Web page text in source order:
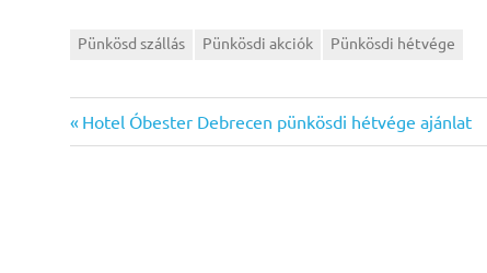
Pünkösd szállás Pünkösdi akciók Pünkösdi hétvége
Bejegyzés
Previous
Post:
Hotel Óbester Debrecen pünkösdi hétvége ajánlat